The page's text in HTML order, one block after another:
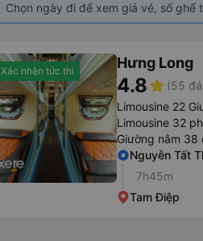
Chọn ngày đi để xem giá vé, số
Xác nhận tức thì Hưng Long
4.8star (55
Limousine 22
Limousine 32
Giường nằm 38
Nguyễn Tất
7h45m
Tam Điệp